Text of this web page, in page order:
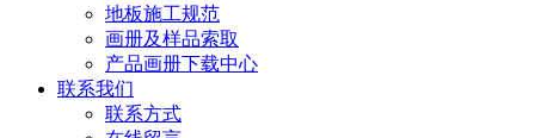
地板施工规范
画册及样品索取
产品画册下载中心
联系我们
联系方式